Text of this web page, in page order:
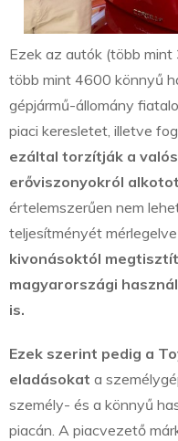
Ezek az autók (több
több mint 4600 könnyű
gépjármű-állomány
piaci keresletet, illetve
ezáltal torzítják a
erőviszonyokról
értelemszerűen nem
teljesítményét
kivonásoktól
magyarországi
is.
Ezek szerint pedig a
eladásokat a
személy- és a könnyű
piacán. A piacvezető